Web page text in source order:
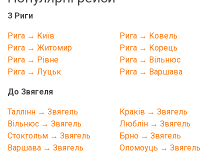
З Риги
Рига → Київ
Рига → Житомир
Рига → Рівне
Рига → Луцьк
Рига → Ковель
Рига → Корець
Рига → Вільнюс
Рига → Варшава
До Звягеля
Таллінн → Звягель
Вільнюс → Звягель
Стокгольм → Звягель
Варшава → Звягель
Краків → Звягель
Люблін → Звягель
Брно → Звягель
Оломоуць → Звягель